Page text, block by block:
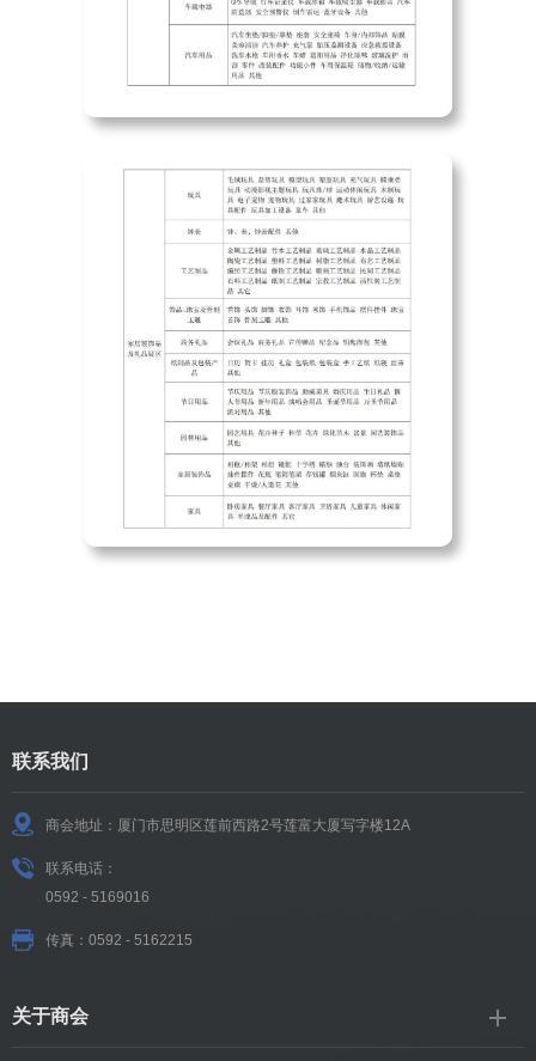
联系我们
商会地址：厦门市思明区莲前西路2号莲富大厦写字楼12A
联系电话：
0592 - 5169016
传真：0592 - 5162215
关于商会